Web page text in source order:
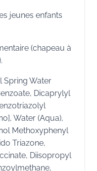
jeunes enfants
(chapeau à
Spring Water
Dicaprylyl
Water (Aqua),
Methoxyphenyl
Triazone,
Diisopropyl